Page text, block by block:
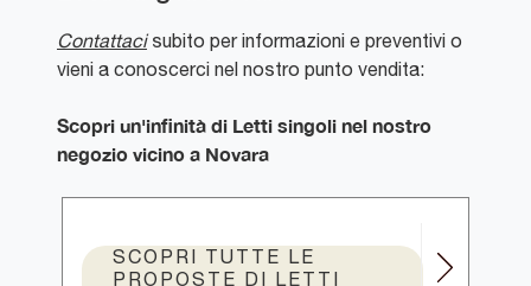
Contattacisubito per informazioni e preventivi o
vieni a conoscerci nel nostro punto vendita:
Scopri un'infinità di Letti singoli nel nostro
negozio vicino a Novara
SCOPRI TUTTE LE
PROPOSTE DI LETTI